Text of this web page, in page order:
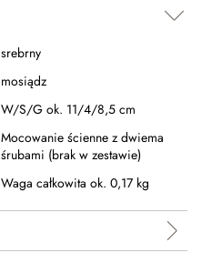
srebrny
mosiądz
W/S/G ok. 11/4/8,5 cm
Mocowanie ścienne z dwiema
śrubami (brak w zestawie)
Waga całkowita ok. 0,17 kg